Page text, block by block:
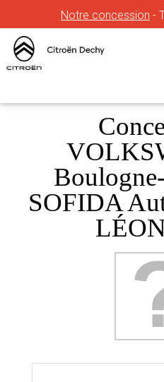
Notre concession -
Concessions
SOFIDA